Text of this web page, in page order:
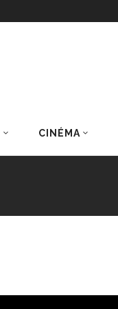
CINÉMA